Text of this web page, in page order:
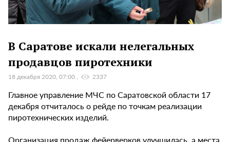
В Саратове искали нелегальных
продавцов пиротехники
18 декабря 2020, 07:00 2337
Главное управление МЧС по Саратовской области 17
декабря отчиталось о рейде по точкам реализации
пиротехнических изделий.